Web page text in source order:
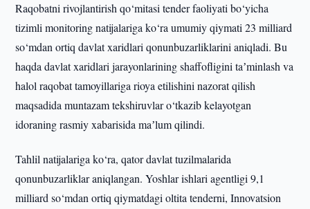
Raqobatni rivojlantirish qo‘mitasi tender faoliyati bo‘yicha
tizimli monitoring natijalariga ko‘ra umumiy qiymati 23 milliard
so‘mdan ortiq davlat xaridlari qonunbuzarliklarini aniqladi. Bu
haqda davlat xaridlari jarayonlarining shaffofligini taʼminlash va
halol raqobat tamoyillariga rioya etilishini nazorat qilish
maqsadida muntazam tekshiruvlar o‘tkazib kelayotgan
idoraning rasmiy xabarisida maʼlum qilindi.
Tahlil natijalariga ko‘ra, qator davlat tuzilmalarida
qonunbuzarliklar aniqlangan. Yoshlar ishlari agentligi 9,1
milliard so‘mdan ortiq qiymatdagi oltita tenderni, Innovatsion